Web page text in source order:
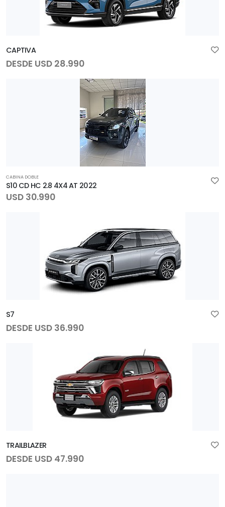
CAPTIVA
DESDE USD 28.990
CABINA DOBLE
S10 CD HC 2.8 4X4 AT 2022
USD 30.990
S7
DESDE USD 36.990
TRAILBLAZER
DESDE USD 47.990